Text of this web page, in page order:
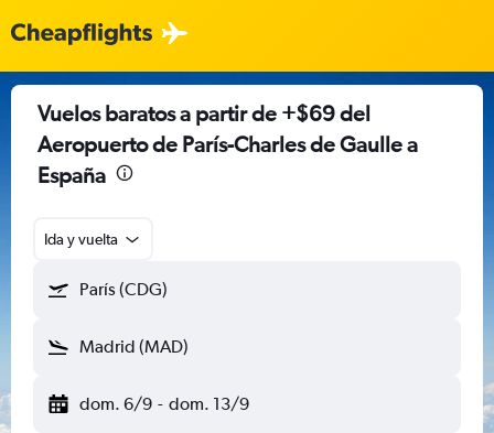
Vuelos baratos a partir de +$69 del
Aeropuerto de París-Charles de Gaulle a
España
Ida y vuelta
París (CDG)
Madrid (MAD)
dom. 6/9 - dom. 13/9